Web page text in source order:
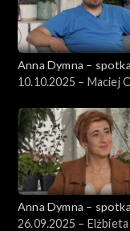
Anna Dymna –
10.10.2025 – Maciej
Anna Dymna –
26.09.2025 –